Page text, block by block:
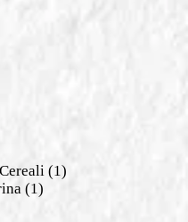
(1)
(1)